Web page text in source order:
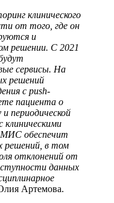
клинического
от того, где он
и
решении. С 2021
сервисы. На
решений
с push-
пациента о
периодической
клиническими
обеспечит
решений, в том
отклонений от
данных
Артемова.